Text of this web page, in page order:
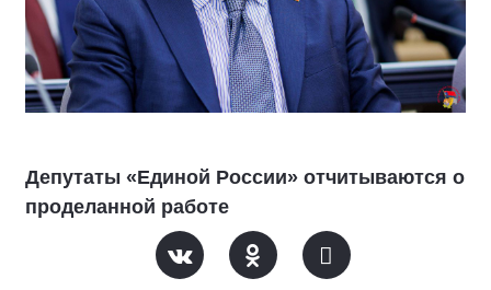
Депутаты «Единой России» отчитываются о
проделанной работе